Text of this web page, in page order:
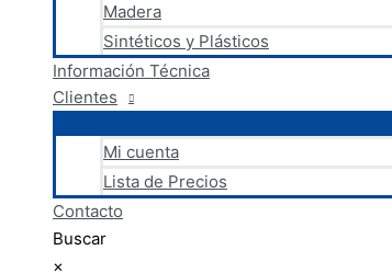
Madera
Sintéticos y Plásticos
Información Técnica
Clientes
Mi cuenta
Lista de Precios
Contacto
Buscar
×